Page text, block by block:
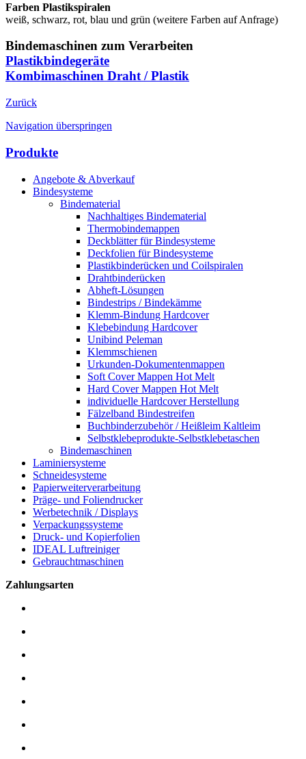
Farben Plastikspiralen
weiß, schwarz, rot, blau und grün (weitere Farben auf Anfrage)
Bindemaschinen zum Verarbeiten
Plastikbindegeräte
Kombimaschinen Draht / Plastik
Zurück
Navigation überspringen
Produkte
Angebote & Abverkauf
Bindesysteme
Bindematerial
Nachhaltiges Bindematerial
Thermobindemappen
Deckblätter für Bindesysteme
Deckfolien für Bindesysteme
Plastikbinderücken und Coilspiralen
Drahtbinderücken
Abheft-Lösungen
Bindestrips / Bindekämme
Klemm-Bindung Hardcover
Klebebindung Hardcover
Unibind Peleman
Klemmschienen
Urkunden-Dokumentenmappen
Soft Cover Mappen Hot Melt
Hard Cover Mappen Hot Melt
individuelle Hardcover Herstellung
Fälzelband Bindestreifen
Buchbinderzubehör / Heißleim Kaltleim
Selbstklebeprodukte-Selbstklebetaschen
Bindemaschinen
Laminiersysteme
Schneidesysteme
Papierweiterverarbeitung
Präge- und Foliendrucker
Werbetechnik / Displays
Verpackungssysteme
Druck- und Kopierfolien
IDEAL Luftreiniger
Gebrauchtmaschinen
Zahlungsarten